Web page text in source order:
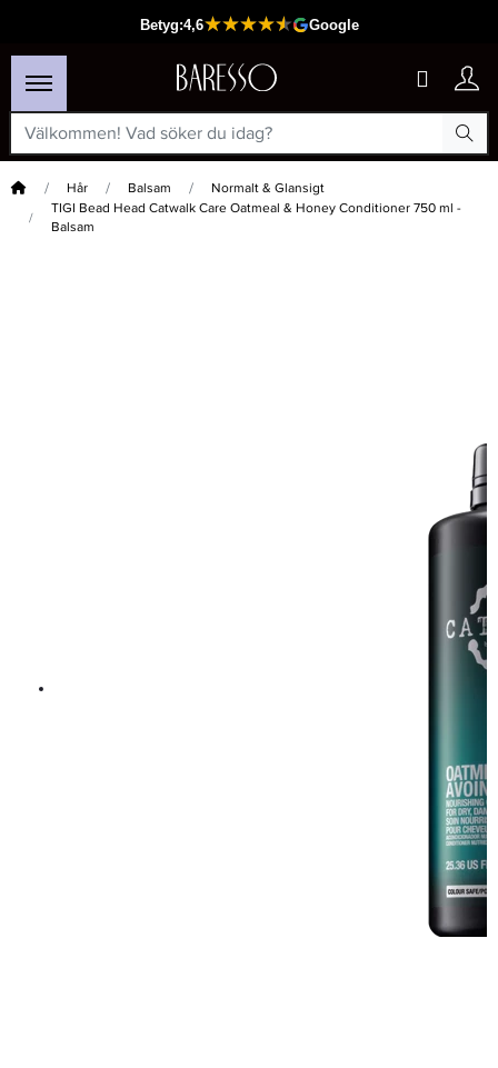
Hem Hår Balsam
Normalt & Glansigt
TIGI Bead Head Catwalk Care Oatmeal & Honey Conditioner 750 ml -
Balsam